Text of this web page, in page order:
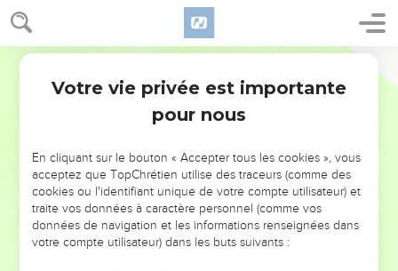
NE MANQUEZ PAS L’ÉVÉNEMENT
DE L’ANNÉE !
ET SI LEURS ERREURS POUVAIENT VOUS ÉVITER LES
VOTRES ?
Votre vie privée est importante
pour nous
En cliquant sur le bouton « Accepter tous les cookies », vous
acceptez que TopChrétien utilise des traceurs (comme des
cookies ou l'identifiant unique de votre compte utilisateur) et
traite vos données à caractère personnel (comme vos
données de navigation et les informations renseignées dans
votre compte utilisateur) dans les buts suivants :